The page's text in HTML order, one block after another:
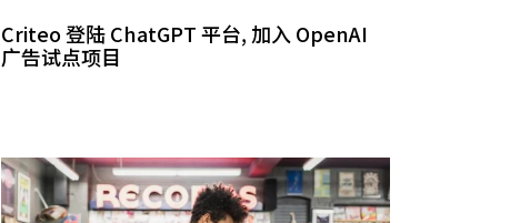
Criteo 登陆 ChatGPT 平台, 加入 OpenAI
广告试点项目